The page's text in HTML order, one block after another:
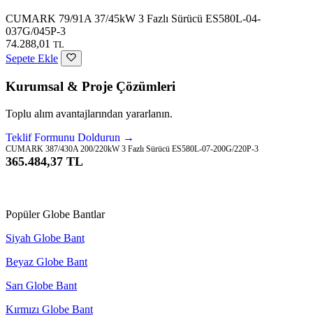
CUMARK 79/91A 37/45kW 3 Fazlı Sürücü ES580L-04-
037G/045P-3
74.288,01 TL
Sepete Ekle
Kurumsal & Proje Çözümleri
Toplu alım avantajlarından yararlanın.
Teklif Formunu Doldurun →
CUMARK 387/430A 200/220kW 3 Fazlı Sürücü ES580L-07-200G/220P-3
365.484,37 TL
Popüler Globe Bantlar
Siyah Globe Bant
Beyaz Globe Bant
Sarı Globe Bant
Kırmızı Globe Bant